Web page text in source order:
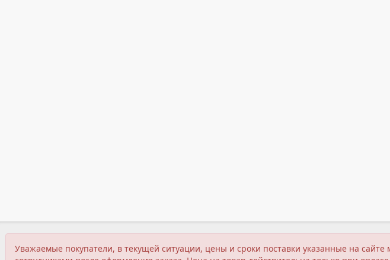
Уважаемые покупатели, в текущей ситуации, цены и сроки поставки указанные на